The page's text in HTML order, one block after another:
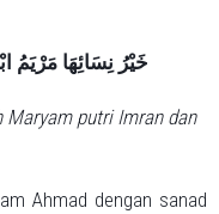
خَيْرُ نِسَائِهَا مَرْيَمُ
Maryam putri Imran dan
Ahmad dengan sanad